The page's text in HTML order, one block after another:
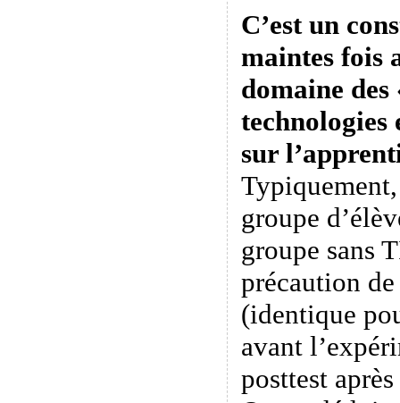
C’est un
maintes fois
domaine des
technologies
sur
groupe
groupe sans
précaution
(identique
avant
posttest